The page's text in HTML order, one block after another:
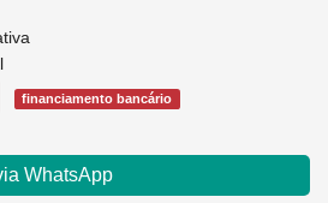
financiamento bancário
WhatsApp